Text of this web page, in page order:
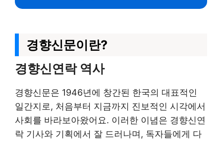
경향신문이란?
경향신연락 역사
경향신문은 1946년에 창간된 한국의 대표적인
일간지로, 처음부터 지금까지 진보적인 시각에서
사회를 바라보아왔어요. 이러한 이념은 경향신연
락 기사와 기획에서 잘 드러나며, 독자들에게 다